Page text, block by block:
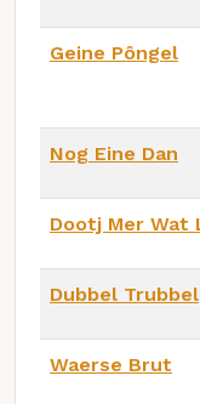
Geine Pôngel
Nog Eine Dan
Dootj Mer Wat
Dubbel Trubbel
Waerse Brut